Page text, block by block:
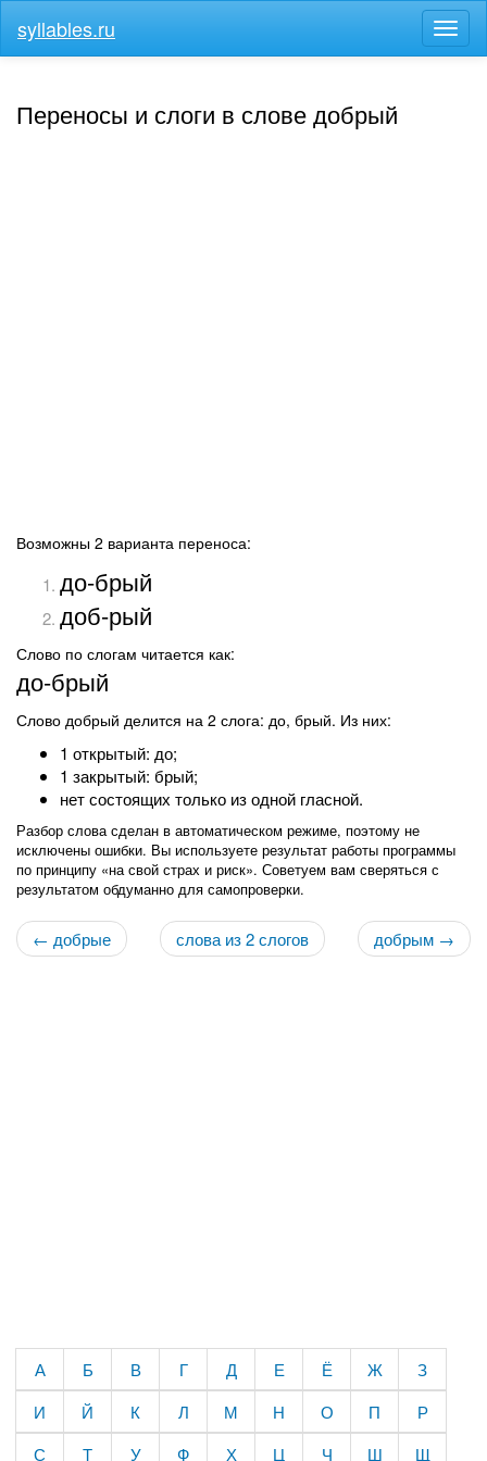
меню
syllables.ru
Переносы и слоги в слове добрый
Возможны 2 варианта переноса:
до-брый
доб-рый
Слово по слогам читается как:
до-брый
Слово добрый делится на 2 слога: до, брый. Из них:
1 открытый: до;
1 закрытый: брый;
нет состоящих только из одной гласной.
Разбор слова сделан в автоматическом режиме, поэтому не
исключены ошибки. Вы используете результат работы программы
по принципу «на свой страх и риск». Советуем вам сверяться с
результатом обдуманно для самопроверки.
← добрые добрым →
слова из 2 слогов
А Б В Г Д Е Ё Ж
З
И
Й К Л М Н О П
Р
С
Т У Ф Х Ц Ч Ш Щ